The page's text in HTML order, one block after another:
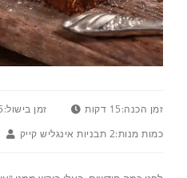
זמן הכנה:15 דקות זמן בישול:
כמות מנות:2 תבניות אינגליש קייק